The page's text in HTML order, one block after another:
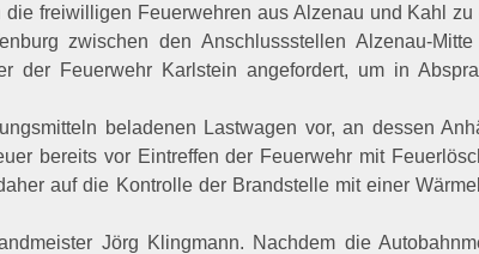
die freiwilligen Feuerwehren aus Alzenau und Kahl
zwischen den Anschlussstellen Alzenau-
der Feuerwehr Karlstein angefordert, um in
beladenen Lastwagen vor, an dessen
bereits vor Eintreffen der Feuerwehr mit
auf die Kontrolle der Brandstelle mit einer
Jörg Klingmann. Nachdem die